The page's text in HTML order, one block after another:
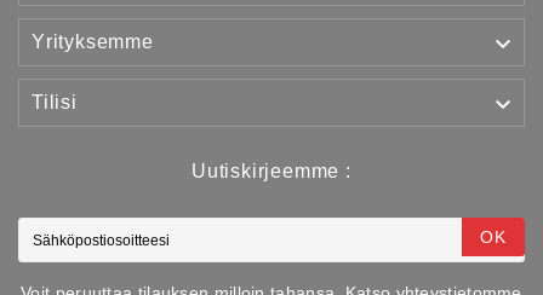
Yrityksemme 
Tilisi 
Uutiskirjeemme :
OK